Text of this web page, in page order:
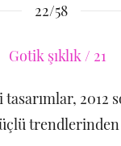
22/58
2012
trendlerinden